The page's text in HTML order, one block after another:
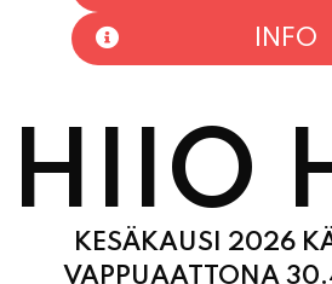
HIIO
KESÄKAUSI 2026
VAPPUAATTONA
14:00! TARJOLLA ON
SUOSITUIMMAT